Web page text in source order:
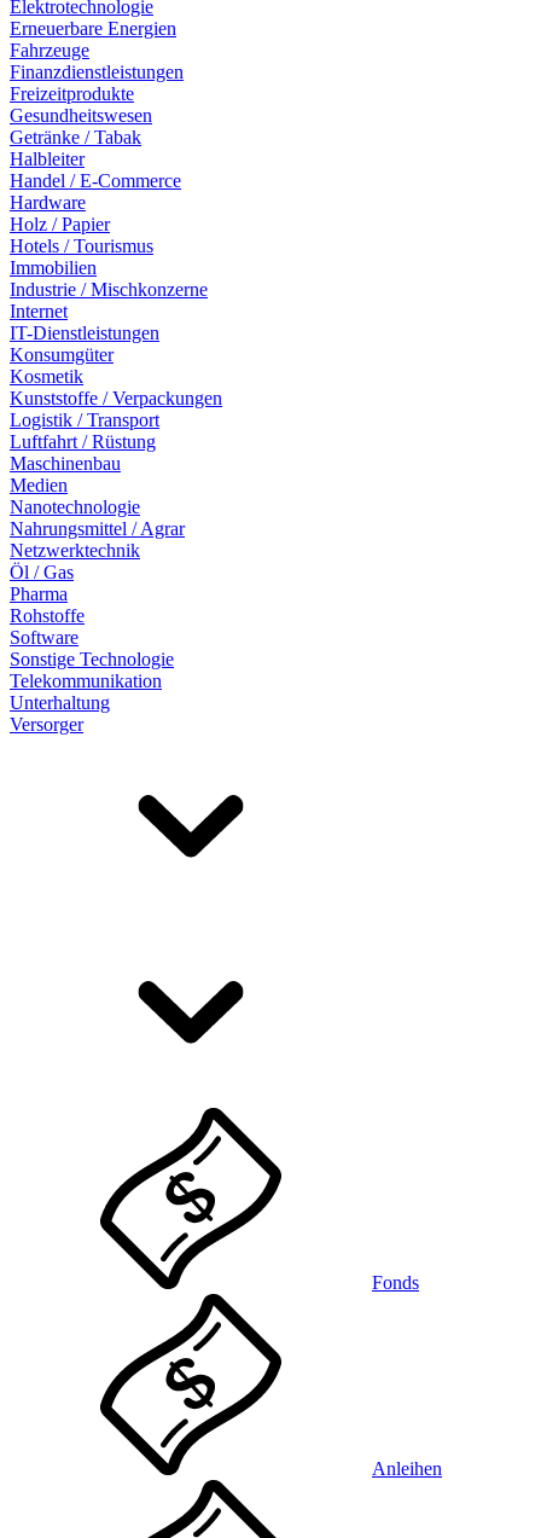
Elektrotechnologie
Erneuerbare Energien
Fahrzeuge
Finanzdienstleistungen
Freizeitprodukte
Gesundheitswesen
Getränke / Tabak
Halbleiter
Handel / E-Commerce
Hardware
Holz / Papier
Hotels / Tourismus
Immobilien
Industrie / Mischkonzerne
Internet
IT-Dienstleistungen
Konsumgüter
Kosmetik
Kunststoffe / Verpackungen
Logistik / Transport
Luftfahrt / Rüstung
Maschinenbau
Medien
Nanotechnologie
Nahrungsmittel / Agrar
Netzwerktechnik
Öl / Gas
Pharma
Rohstoffe
Software
Sonstige Technologie
Telekommunikation
Unterhaltung
Versorger
Fonds
Anleihen